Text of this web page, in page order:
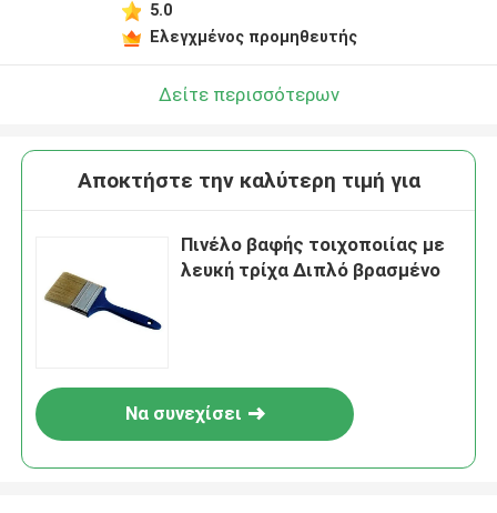
5.0
Ελεγχμένος προμηθευτής
Δείτε περισσότερων
Αποκτήστε την καλύτερη τιμή για
Πινέλο βαφής τοιχοποιίας με
λευκή τρίχα Διπλό βρασμένο
Να συνεχίσει